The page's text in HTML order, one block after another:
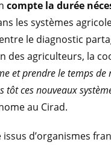
compte la durée
les systèmes
le diagnostic
des agriculteurs, la
et prendre le temps de
tôt ces nouveaux
au Cirad.
d’organismes